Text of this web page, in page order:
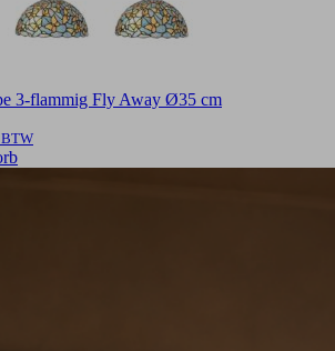
3-flammig Fly Away Ø35 cm